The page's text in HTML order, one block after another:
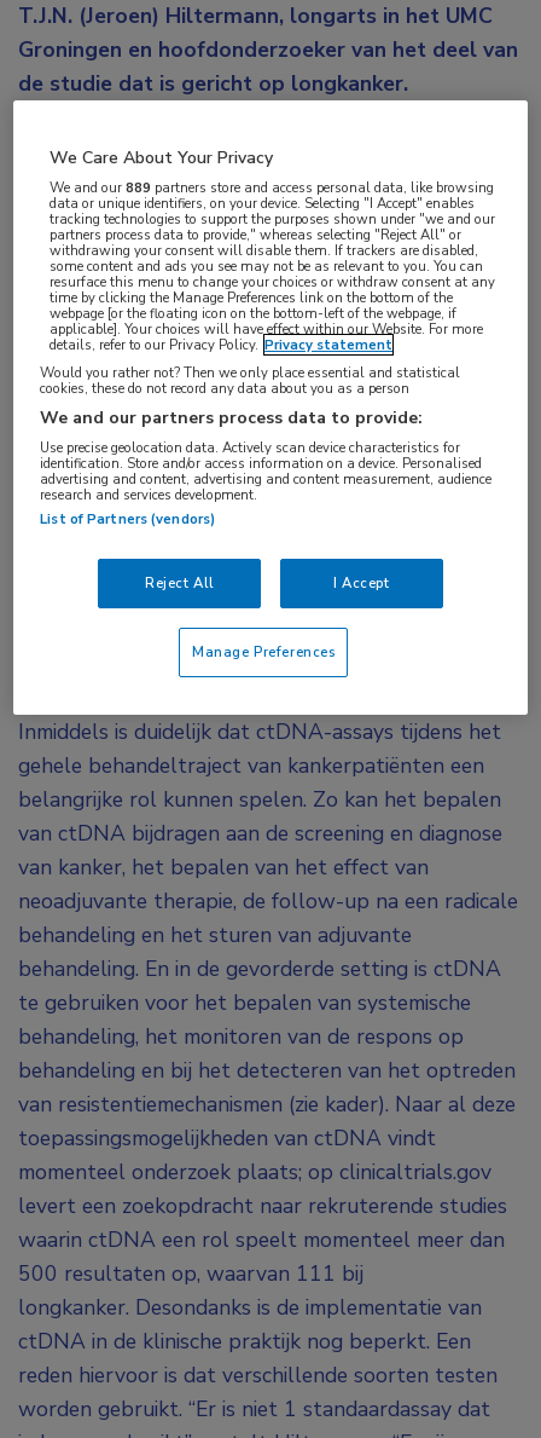
T.J.N. (Jeroen) Hiltermann, longarts in het UMC
Groningen en hoofdonderzoeker van het deel van
de studie dat is gericht op longkanker.
een vast onderdeel van een consult met
kankerpatiënten en veel patiënten ervaren de
uitslag van het bloedonderzoek als belangrijk. Maar
een gerede mogelijkheid is dat veel patiënten het
belang van deze uitslagen hoger inschatten dan het
in werkelijkheid is, tenminste als het gaat om inzicht
hoe het bestrijden van de ziekte gaat. “Op dit
moment doen we relatief weinig met het
bloedonderzoek”, stelt longarts Jeroen Hiltermann.
“We kijken eigenlijk alleen of een medicament goed
verdragen wordt en of de behandeling veilig
de kanker voor staat, terwijl patiënten dat soms
wel denken. Maar door de ontwikkelingen op het
gebied van circulerend tumor-DNA (ctDNA) zullen
we dat op een gegeven moment wel kunnen.”
Inmiddels is duidelijk dat ctDNA-assays tijdens het
gehele behandeltraject van kankerpatiënten een
belangrijke rol kunnen spelen. Zo kan het bepalen
van ctDNA bijdragen aan de screening en diagnose
van kanker, het bepalen van het effect van
neoadjuvante therapie, de follow-up na een radicale
behandeling en het sturen van adjuvante
behandeling. En in de gevorderde setting is ctDNA
te gebruiken voor het bepalen van systemische
behandeling, het monitoren van de respons op
behandeling en bij het detecteren van het optreden
van resistentiemechanismen (zie kader). Naar al deze
toepassingsmogelijkheden van ctDNA vindt
momenteel onderzoek plaats; op clinicaltrials.gov
levert een zoekopdracht naar rekruterende studies
waarin ctDNA een rol speelt momenteel meer dan
500 resultaten op, waarvan 111 bij
longkanker. Desondanks is de implementatie van
ctDNA in de klinische praktijk nog beperkt. Een
reden hiervoor is dat verschillende soorten testen
worden gebruikt. “Er is niet 1 standaardassay dat
We Care About Your Privacy
We and our889 partners store and access personal data, like browsing
data or unique identifiers, on your device. Selecting "I Accept" enables
tracking technologies to support the purposes shown under "we and our
partners process data to provide," whereas selecting "Reject All" or
withdrawing your consent will disable them. If trackers are disabled,
some content and ads you see may not be as relevant to you. You can
resurface this menu to change your choices or withdraw consent at any
time by clicking the Manage Preferences link on the bottom of the
webpage [or the floating icon on the bottom-left of the webpage, if
applicable]. Your choices will have effect within our Website. For more
details, refer to our Privacy Policy. Privacy statement
Would you rather not? Then we only place essential and statistical
cookies, these do not record any data about you as a person
We and our partners process data to provide:
Use precise geolocation data. Actively scan device characteristics for
identification. Store and/or access information on a device. Personalised
advertising and content, advertising and content measurement, audience
research and services development.
List of Partners (vendors)
Reject All I Accept
Manage Preferences